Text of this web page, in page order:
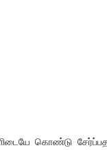
கொண்டு